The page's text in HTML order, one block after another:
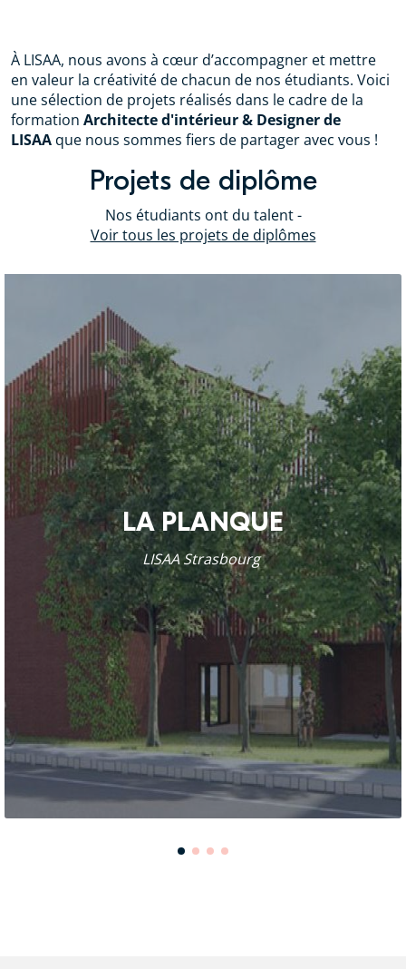
À LISAA, nous avons à cœur d’accompagner et mettre
en valeur la créativité de chacun de nos étudiants. Voici
une sélection de projets réalisés dans le cadre de la
formation Architecte d'intérieur & Designer de
LISAA que nous sommes fiers de partager avec vous !
Projets de diplôme
Nos étudiants ont du talent -
Voir tous les projets de diplômes
LA PLANQUE
LISAA Strasbourg